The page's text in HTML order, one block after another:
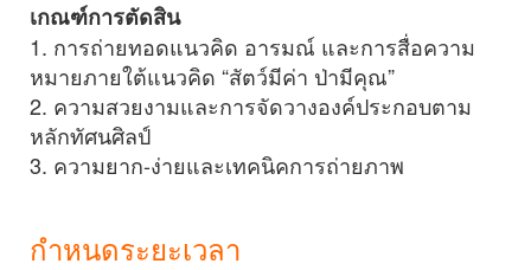
เกณฑ์การตัดสิน
1. การถ่ายทอดแนวคิด อารมณ์ และการสื่อความ
หมายภายใต้แนวคิด “สัตว์มีค่า ป่ามีคุณ”
2. ความสวยงามและการจัดวางองค์ประกอบตาม
หลักทัศนศิลป์
3. ความยาก-ง่ายและเทคนิคการถ่ายภาพ
กำหนดระยะเวลา